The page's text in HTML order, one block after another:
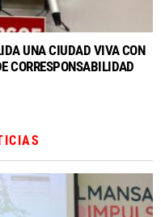
UNA CIUDAD VIVA CON
CORRESPONSABILIDAD